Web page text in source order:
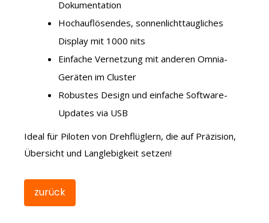
Dokumentation
Hochauflösendes, sonnenlichttaugliches
Display mit 1000 nits
Einfache Vernetzung mit anderen Omnia-
Geräten im Cluster
Robustes Design und einfache Software-
Updates via USB
Ideal für Piloten von Drehflüglern, die auf Präzision,
Übersicht und Langlebigkeit setzen!